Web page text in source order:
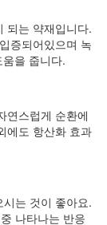
되는 약재입니다.
증되어있으며 녹
을 줍니다.
연스럽게 순환에
에도 항산화 효과
는 것이 좋아요.
나타나는 반응